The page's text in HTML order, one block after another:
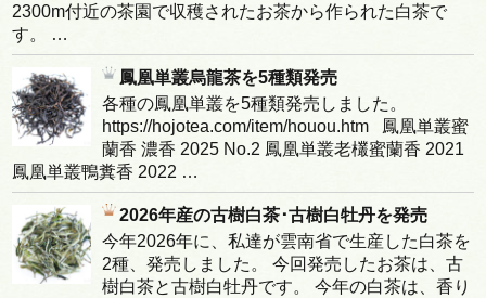
2300m付近の茶園で収穫されたお茶から作られた白茶で
す。 …
鳳凰単叢烏龍茶を5種類発売
各種の鳳凰単叢を5種類発売しました。
https://hojotea.com/item/houou.htm 鳳凰単叢蜜
蘭香 濃香 2025 No.2 鳳凰単叢老欉蜜蘭香 2021
鳳凰単叢鴨糞香 2022 …
2026年産の古樹白茶･古樹白牡丹を発売
今年2026年に、私達が雲南省で生産した白茶を
2種、発売しました。 今回発売したお茶は、古
樹白茶と古樹白牡丹です。 今年の白茶は、香り